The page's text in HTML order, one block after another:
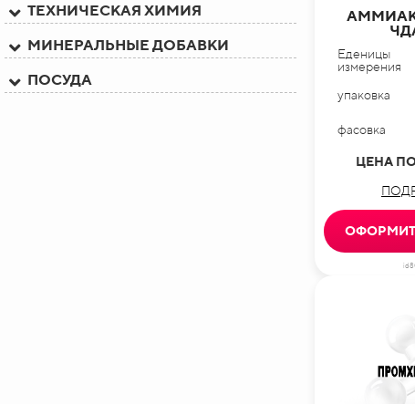
ТЕХНИЧЕСКАЯ ХИМИЯ
МИНЕРАЛЬНЫЕ ДОБАВКИ
ПОСУДА
Еденицы
измерения
упаковка
фасовка
ЦЕНА